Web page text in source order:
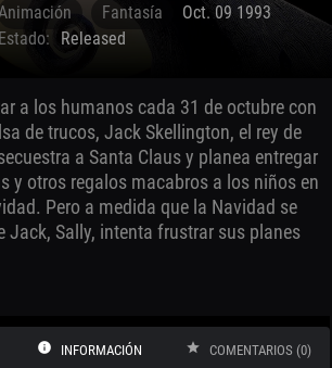
Fantasía
Oct. 09 1993
Estado:
Released
a los humanos cada 31 de octubre con
de trucos, Jack Skellington, el rey de
a Santa Claus y planea entregar
y otros regalos macabros a los niños en
Pero a medida que la Navidad se
Jack, Sally, intenta frustrar sus planes
info INFORMACIÓN star COMENTARIOS (0)